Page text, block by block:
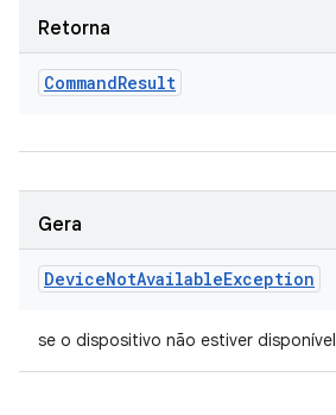
Retorna
CommandResult
Gera
DeviceNotAvailableException
se o dispositivo não estiver disponível